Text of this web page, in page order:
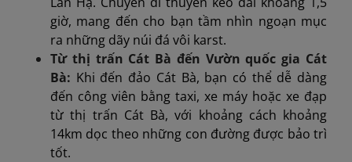
giờ, mang đến cho bạn tầm nhìn ngoạn mục
ra những dãy núi đá vôi karst.
Từ thị trấn Cát Bà đến Vườn quốc gia Cát
Bà: Khi đến đảo Cát Bà, bạn có thể dễ dàng
đến công viên bằng taxi, xe máy hoặc xe đạp
từ thị trấn Cát Bà, với khoảng cách khoảng
14km dọc theo những con đường được bảo trì
tốt.